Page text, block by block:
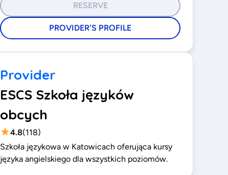
RESERVE
PROVIDER'S PROFILE
Provider
ESCS Szkoła języków
obcych
4.8(118)
Szkoła językowa w Katowicach oferująca kursy
języka angielskiego dla wszystkich poziomów.